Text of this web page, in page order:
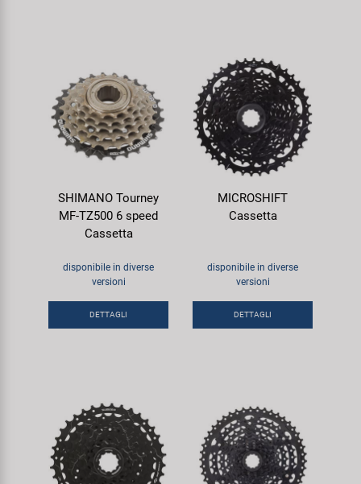
SHIMANO Tourney
MF-TZ500 6 speed
Cassetta
disponibile in diverse
versioni
DETTAGLI
MICROSHIFT
Cassetta
disponibile in diverse
versioni
DETTAGLI